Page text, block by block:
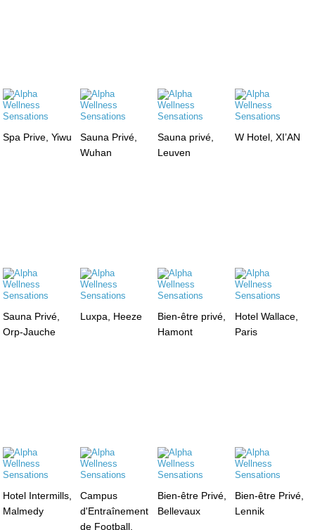
Spa Prive, Yiwu
Sauna Privé,
Wuhan
Sauna privé,
Leuven
W Hotel, XI’AN
Sauna Privé,
Orp-Jauche
Luxpa, Heeze
Bien-être privé,
Hamont
Hotel Wallace,
Paris
Hotel Intermills,
Malmedy
Campus
d'Entraînement
de Football,
Bien-être Privé,
Bellevaux
Bien-être Privé,
Lennik